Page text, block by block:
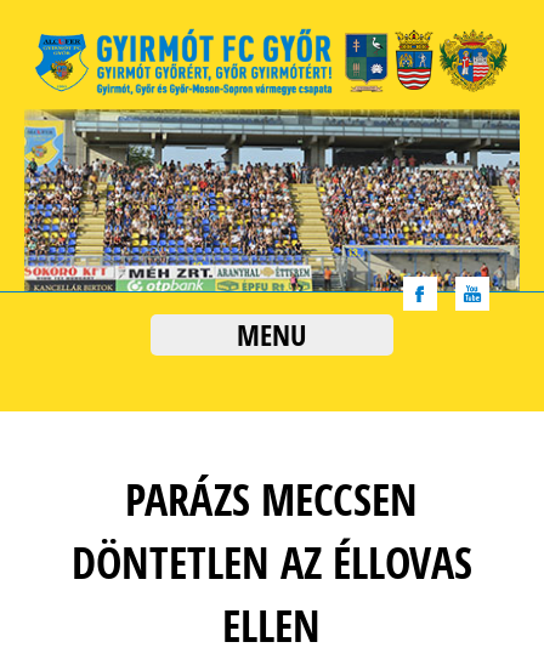
MENU
PARÁZS MECCSEN
DÖNTETLEN AZ ÉLLOVAS
ELLEN